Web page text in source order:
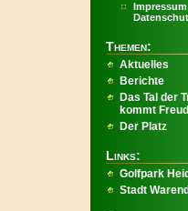
Impressum
Themen:
Aktuelles
Berichte
Das Tal der
kommt
Der Platz
Links:
Golfpark
Stadt